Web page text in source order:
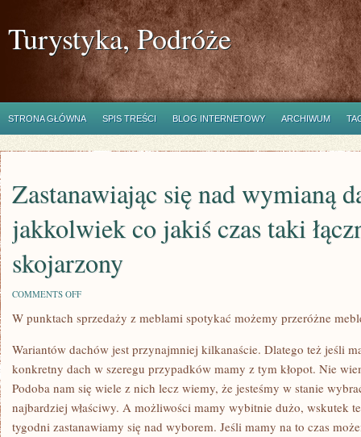
Turystyka, Podróże
STRONA GŁÓWNA SPIS TREŚCI BLOG INTERNETOWY ARCHIWUM
Zastanawiając się nad wymianą
jakkolwiek co jakiś czas taki
skojarzony
COMMENTS OFFON
SIĘ
DACHU
–
JAKKOLWIEK
CO
JAKIŚ
CZAS
W punktach sprzedaży z meblami spotykać możemy przeróżne
Wariantów dachów jest przynajmniej kilkanaście. Dlatego też jeśli
konkretny dach w szeregu przypadków mamy z tym kłopot. Nie
Podoba nam się wiele z nich lecz wiemy, że jesteśmy w stanie
najbardziej właściwy. A możliwości mamy wybitnie dużo, wskutek
tygodni zastanawiamy się nad wyborem. Jeśli mamy na to czas